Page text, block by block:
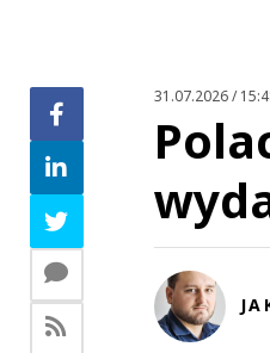
31.07.2026 /